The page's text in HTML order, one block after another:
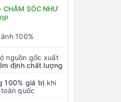
CHĂM SÓC NHƯ
100%
nguồn gốc xuất
định chất lượng
100% giá trị khi
quốc